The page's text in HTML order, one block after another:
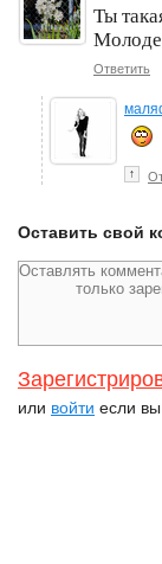
Ты
Ответить
↑
Оставить свой
или войти если вы